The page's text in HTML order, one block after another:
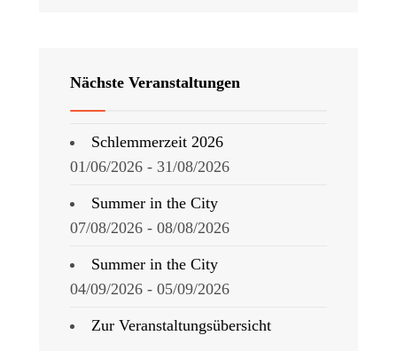
Nächste Veranstaltungen
Schlemmerzeit 2026
01/06/2026 - 31/08/2026
Summer in the City
07/08/2026 - 08/08/2026
Summer in the City
04/09/2026 - 05/09/2026
Zur Veranstaltungsübersicht